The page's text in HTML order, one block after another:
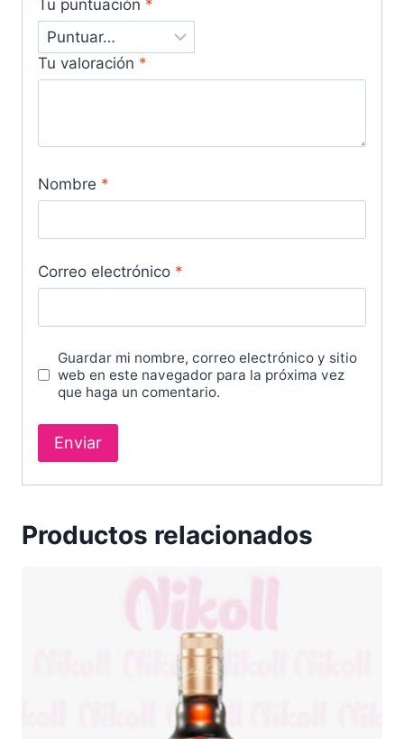
Tu puntuación *
Tu valoración *
Nombre *
Correo electrónico *
Guardar mi nombre, correo electrónico y sitio
web en este navegador para la próxima vez
que haga un comentario.
Productos relacionados